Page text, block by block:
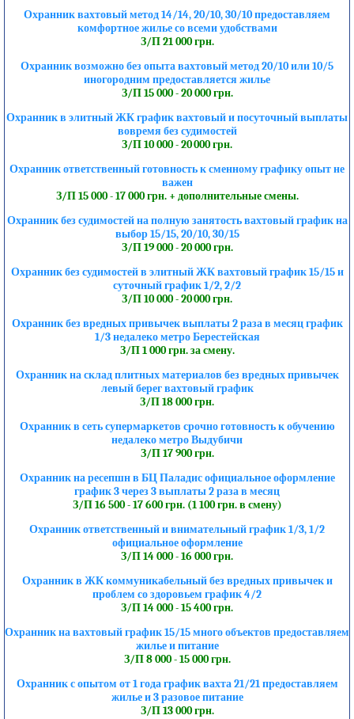
Охранник вахтовый метод 14/14, 20/10, 30/10 предоставляем
комфортное жилье со всеми удобствами
З/П 21 000 грн.
Охранник возможно без опыта вахтовый метод 20/10 или 10/5
иногородним предоставляется жилье
З/П 15 000 - 20 000 грн.
Охранник в элитный ЖК график вахтовый и посуточный выплаты
вовремя без судимостей
З/П 10 000 - 20 000 грн.
Охранник ответственный готовность к сменному графику опыт не
важен
З/П 15 000 - 17 000 грн. + дополнительные смены.
Охранник без судимостей на полную занятость вахтовый график на
выбор 15/15, 20/10, 30/15
З/П 19 000 - 20 000 грн.
Охранник без судимостей в элитный ЖК вахтовый график 15/15 и
суточный график 1/2, 2/2
З/П 10 000 - 20 000 грн.
Охранник без вредных привычек выплаты 2 раза в месяц график
1/3 недалеко метро Берестейская
З/П 1 000 грн. за смену.
Охранник на склад плитных материалов без вредных привычек
левый берег вахтовый график
З/П 18 000 грн.
Охранник в сеть супермаркетов срочно готовность к обучению
недалеко метро Выдубичи
З/П 17 900 грн.
Охранник на ресепшн в БЦ Паладис официальное оформление
график 3 через 3 выплаты 2 раза в месяц
З/П 16 500 - 17 600 грн. (1 100 грн. в смену)
Охранник ответственный и внимательный график 1/3, 1/2
официальное оформление
З/П 14 000 - 16 000 грн.
Охранник в ЖК коммуникабельный без вредных привычек и
проблем со здоровьем график 4/2
З/П 14 000 - 15 400 грн.
Охранник на вахтовый график 15/15 много объектов предоставляем
жилье и питание
З/П 8 000 - 15 000 грн.
Охранник с опытом от 1 года график вахта 21/21 предоставляем
жилье и 3 разовое питание
З/П 13 000 грн.